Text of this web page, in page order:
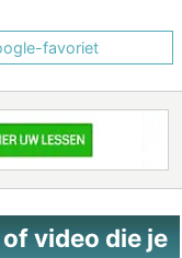
favoriet
video die je